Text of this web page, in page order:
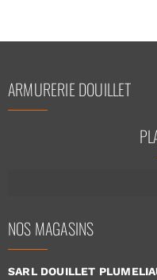
ARMURERIE DOUILLET
NOS MAGASINS
SARL DOUILLET